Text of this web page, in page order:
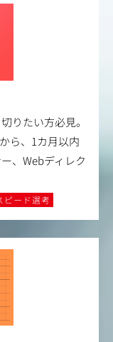
りたい方必見。
ら、1カ月以内
、Webディレク
ピード選考